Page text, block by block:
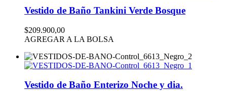
Vestido de Baño Tankini Verde Bosque
$209.900,00
AGREGAR A LA BOLSA
Vestido de Baño Enterizo Noche y dia.